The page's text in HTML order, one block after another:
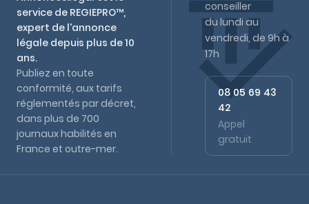
service de REGIEPRO™,
expert de l'annonce
légale depuis plus de 10
ans.
Publiez en toute
conformité, aux tarifs
réglementés par décret,
dans plus de 700
journaux habilités en
France et outre-mer.
conseiller
du lundi au
vendredi, de 9h à
17h
08 05 69 43
42
Appel
gratuit